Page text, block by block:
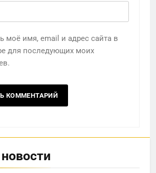
моё имя, email и адрес сайта в
для последующих моих